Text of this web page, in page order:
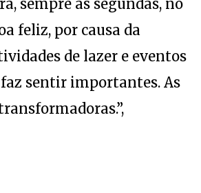
feliz, por causa da
de lazer e eventos
sentir importantes. As